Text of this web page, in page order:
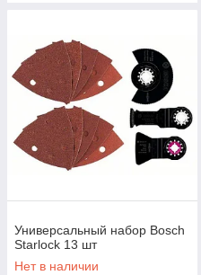
Универсальный набор Bosch
Starlock 13 шт
Нет в наличии